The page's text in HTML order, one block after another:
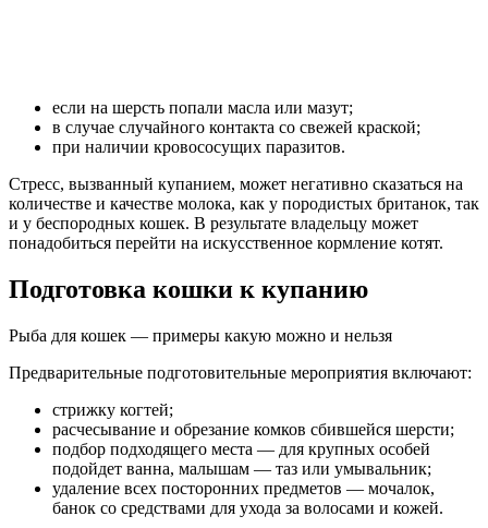
если на шерсть попали масла или мазут;
в случае случайного контакта со свежей краской;
при наличии кровососущих паразитов.
Стресс, вызванный купанием, может негативно сказаться на
количестве и качестве молока, как у породистых британок, так
и у беспородных кошек. В результате владельцу может
понадобиться перейти на искусственное кормление котят.
Подготовка кошки к купанию
Рыба для кошек — примеры какую можно и нельзя
Предварительные подготовительные мероприятия включают:
стрижку когтей;
расчесывание и обрезание комков сбившейся шерсти;
подбор подходящего места — для крупных особей
подойдет ванна, малышам — таз или умывальник;
удаление всех посторонних предметов — мочалок,
банок со средствами для ухода за волосами и кожей.